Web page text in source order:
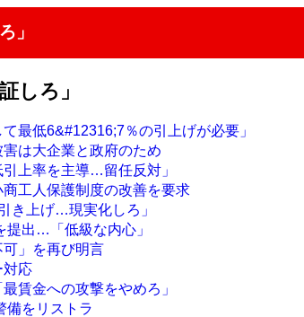
」
しろ」
最低6&#12316;7％の引上げが必要」
は大企業と政府のため
上率を主導…留任反対」
工人保護制度の改善を要求
き上げ…現実化しろ」
提出…「低級な内心」
」を再び明言
対応
賃金への攻撃をやめろ」
備をリストラ